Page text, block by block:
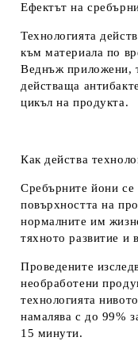
Ефектът на
Технологията
към материала по
Веднъж приложени,
действаща
цикъл на продукта.
Как действа
Сребърните йони се
повърхността на
нормалните им
тяхното развитие и
Проведените
необработени
технологията
намалява с до 99%
15 минути.